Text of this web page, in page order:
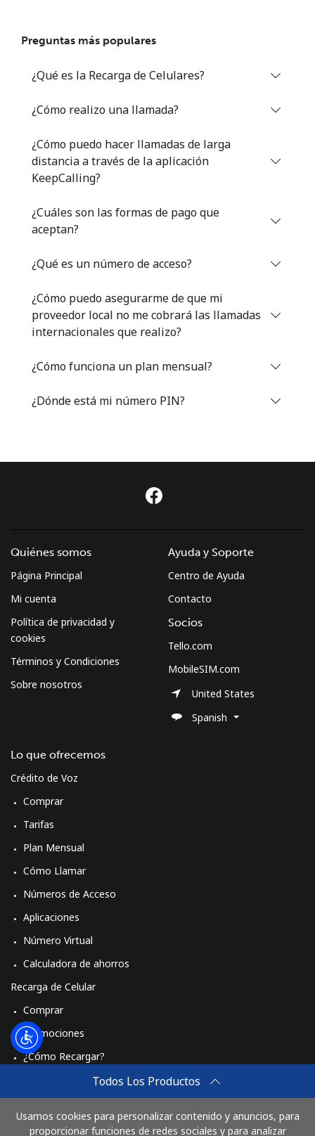
¿Olvidaste tu contraseña? →
Iniciar Sesión
Preguntas más populares
¿Qué es la Recarga de Celulares?
¿Cómo realizo una llamada?
¿Cómo puedo hacer llamadas de larga
distancia a través de la aplicación
KeepCalling?
¿Cuáles son las formas de pago que
aceptan?
¿Qué es un número de acceso?
¿Cómo puedo asegurarme de que mi
proveedor local no me cobrará las llamadas
internacionales que realizo?
¿Cómo funciona un plan mensual?
¿Dónde está mi número PIN?
Todos Los Productos
Usamos cookies para personalizar contenido y anuncios, para
proporcionar funciones de redes sociales y para analizar
Quiénes somos
Página Principal
Mi cuenta
Política de privacidad y
cookies
Términos y Condiciones
Sobre nosotros
Lo que ofrecemos
Crédito de Voz
Comprar
Tarifas
Plan Mensual
Cómo Llamar
Números de Acceso
Aplicaciones
Número Virtual
Calculadora de ahorros
Recarga de Celular
Comprar
Promociones
¿Cómo Recargar?
Comprar
Cómo funciona
Ayuda y Soporte
Centro de Ayuda
Contacto
Socios
Tello.com
MobileSIM.com
United States
Spanish